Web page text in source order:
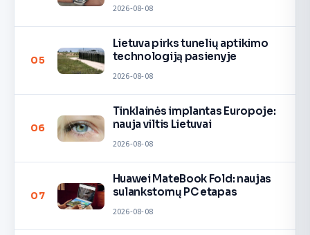
2026-08-08
05
Lietuva pirks tunelių aptikimo
technologiją pasienyje
2026-08-08
06
Tinklainės implantas Europoje:
nauja viltis Lietuvai
2026-08-08
07
Huawei MateBook Fold: naujas
sulankstomų PC etapas
2026-08-08